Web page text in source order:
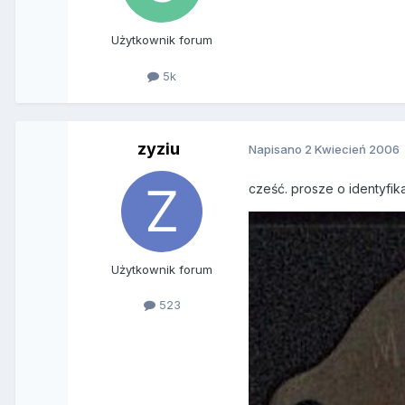
Użytkownik forum
5k
zyziu
Użytkownik forum
523
Napisano 2 Kwiecień 2006
cześć. prosze o